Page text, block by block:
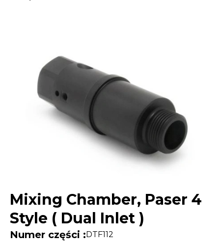
Mixing Chamber, Paser 4
Style ( Dual Inlet )
Numer części :DTF112